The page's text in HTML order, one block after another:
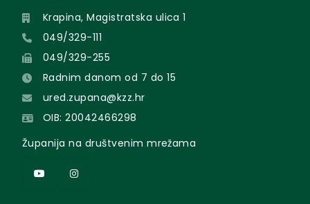
Krapina, Magistratska ulica 1
049/329-111
049/329-255
Radnim danom od 7 do 15
ured.zupana@kzz.hr
OIB: 20042466298
Županija na društvenim mrežama